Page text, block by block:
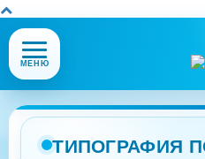
Открыть
или
меню
сайта
МЕНЮ
ТИПОГРАФИЯ